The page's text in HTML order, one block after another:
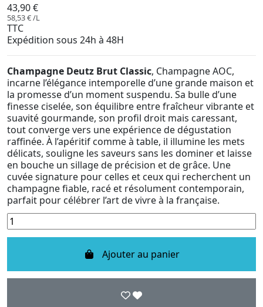
43,90 €
58,53 € /L
TTC
Expédition sous 24h à 48H
Champagne Deutz Brut Classic, Champagne AOC,
incarne l’élégance intemporelle d’une grande maison et
la promesse d’un moment suspendu. Sa bulle d’une
finesse ciselée, son équilibre entre fraîcheur vibrante et
suavité gourmande, son profil droit mais caressant,
tout converge vers une expérience de dégustation
raffinée. À l’apéritif comme à table, il illumine les mets
délicats, souligne les saveurs sans les dominer et laisse
en bouche un sillage de précision et de grâce. Une
cuvée signature pour celles et ceux qui recherchent un
champagne fiable, racé et résolument contemporain,
parfait pour célébrer l’art de vivre à la française.
Ajouter au panier